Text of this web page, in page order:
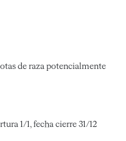
de raza potencialmente
1/1, fecha cierre 31/12